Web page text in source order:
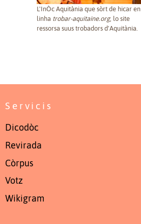
L'InÒc Aquitània que sòrt de hicar en
linha trobar-aquitaine.org, lo site
ressorsa suus trobadors d'Aquitània.
Servicis
Dicodòc
Revirada
Còrpus
Votz
Wikigram